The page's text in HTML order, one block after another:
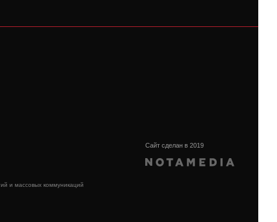
и массовых коммуникаций
Сайт сделан в 2019